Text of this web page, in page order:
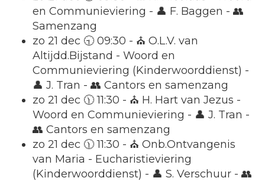
en Communieviering - 👤 F. Baggen - 👥
Samenzang
zo 21 dec 🕤 09:30 - ⛪ O.L.V. van
Altijdd.Bijstand - Woord en
Communieviering (Kinderwoorddienst) -
👤 J. Tran - 👥 Cantors en samenzang
zo 21 dec 🕦 11:30 - ⛪ H. Hart van Jezus -
Woord en Communieviering - 👤 J. Tran -
👥 Cantors en samenzang
zo 21 dec 🕦 11:30 - ⛪ Onb.Ontvangenis
van Maria - Eucharistieviering
(Kinderwoorddienst) - 👤 S. Verschuur - 👥